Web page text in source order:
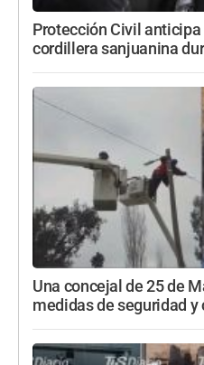
Protección Civil
cordillera sanjuanina
Una concejal de 25 de
medidas de seguridad